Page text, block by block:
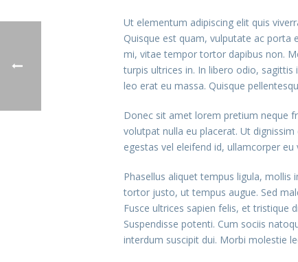
Ut elementum adipiscing elit quis
Quisque est quam, vulputate ac porta
mi, vitae tempor tortor dapibus non.
turpis ultrices in. In libero odio,
leo erat eu massa. Quisque
Donec sit amet lorem pretium neque
volutpat nulla eu placerat. Ut
egestas vel eleifend id, ullamcorper eu
Phasellus aliquet tempus ligula,
tortor justo, ut tempus augue. Sed
Fusce ultrices sapien felis, et tristique
Suspendisse potenti. Cum sociis
interdum suscipit dui. Morbi molestie